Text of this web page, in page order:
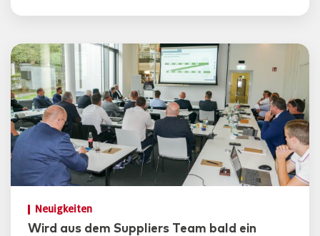
Neuigkeiten
Wird aus dem Suppliers Team bald ein